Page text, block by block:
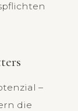
–
die